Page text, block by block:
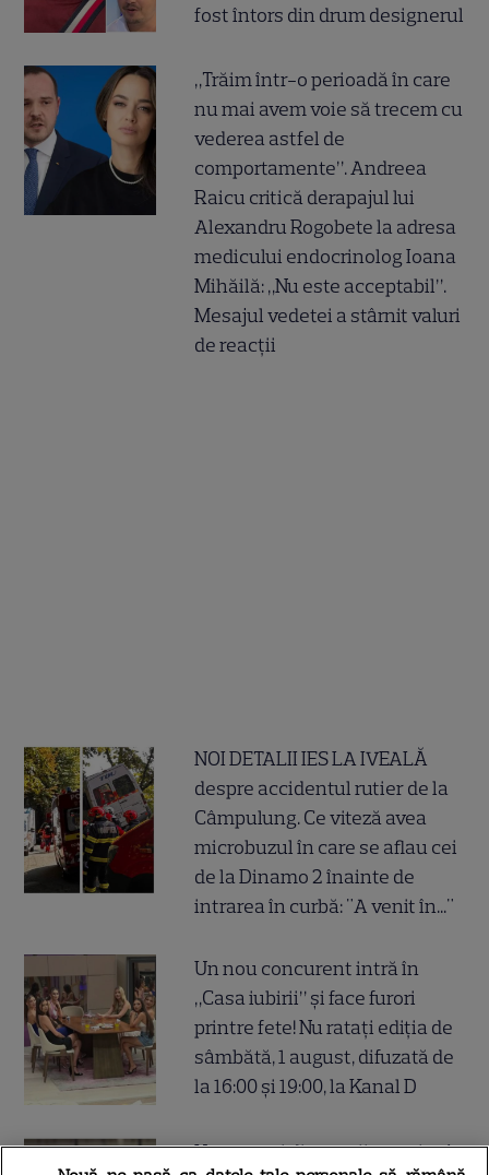
fost întors din drum designerul
„Trăim într-o perioadă în care
nu mai avem voie să trecem cu
vederea astfel de
comportamente”. Andreea
Raicu critică derapajul lui
Alexandru Rogobete la adresa
medicului endocrinolog Ioana
Mihăilă: „Nu este acceptabil”.
Mesajul vedetei a stârnit valuri
de reacții
NOI DETALII IES LA IVEALĂ
despre accidentul rutier de la
Câmpulung. Ce viteză avea
microbuzul în care se aflau cei
de la Dinamo 2 înainte de
intrarea în curbă: "A venit în..."
Un nou concurent intră în
„Casa iubirii” și face furori
printre fete! Nu ratați ediția de
sâmbătă, 1 august, difuzată de
la 16:00 și 19:00, la Kanal D
Harta unei distracții sportive în